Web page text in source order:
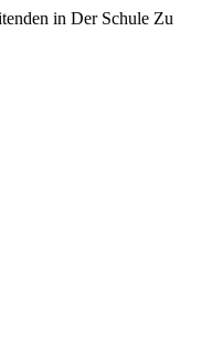
in Der Schule Zu